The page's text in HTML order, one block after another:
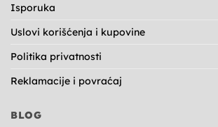
Isporuka
Uslovi korišćenja i kupovine
Politika privatnosti
Reklamacije i povraćaj
BLOG